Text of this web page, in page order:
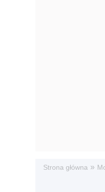
Strona główna »